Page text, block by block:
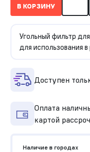
В КОРЗИНУ
Угольный фильтр
для использования
Доступен
Оплата
картой
Наличие в городах